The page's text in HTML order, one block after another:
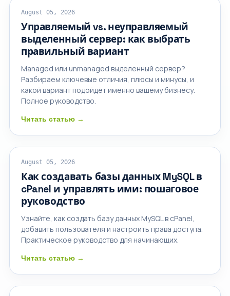
ВЫДЕЛЕННЫЕ СЕРВЕРЫ
August 05, 2026
Управляемый vs. неуправляемый
выделенный сервер: как выбрать
правильный вариант
Managed или unmanaged выделенный сервер?
Разбираем ключевые отличия, плюсы и минусы, и
какой вариант подойдёт именно вашему бизнесу.
Полное руководство.
Читать статью →
CPANEL HOSTING
August 05, 2026
Как создавать базы данных MySQL в
cPanel и управлять ими: пошаговое
руководство
Узнайте, как создать базу данных MySQL в cPanel,
добавить пользователя и настроить права доступа.
Практическое руководство для начинающих.
Читать статью →